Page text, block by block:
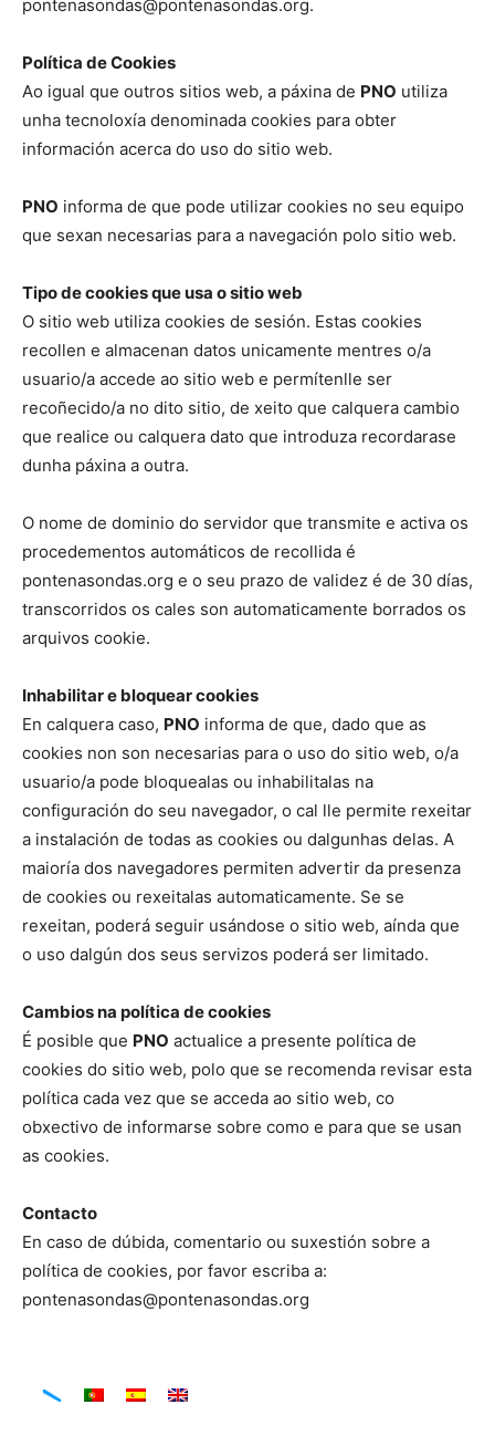
pontenasondas@pontenasondas.org.
Política de Cookies
Ao igual que outros sitios web, a páxina de PNO utiliza
unha tecnoloxía denominada cookies para obter
información acerca do uso do sitio web.
PNO informa de que pode utilizar cookies no seu equipo
que sexan necesarias para a navegación polo sitio web.
Tipo de cookies que usa o sitio web
O sitio web utiliza cookies de sesión. Estas cookies
recollen e almacenan datos unicamente mentres o/a
usuario/a accede ao sitio web e permítenlle ser
recoñecido/a no dito sitio, de xeito que calquera cambio
que realice ou calquera dato que introduza recordarase
dunha páxina a outra.
O nome de dominio do servidor que transmite e activa os
procedementos automáticos de recollida é
pontenasondas.org e o seu prazo de validez é de 30 días,
transcorridos os cales son automaticamente borrados os
arquivos cookie.
Inhabilitar e bloquear cookies
En calquera caso, PNO informa de que, dado que as
cookies non son necesarias para o uso do sitio web, o/a
usuario/a pode bloquealas ou inhabilitalas na
configuración do seu navegador, o cal lle permite rexeitar
a instalación de todas as cookies ou dalgunhas delas. A
maioría dos navegadores permiten advertir da presenza
de cookies ou rexeitalas automaticamente. Se se
rexeitan, poderá seguir usándose o sitio web, aínda que
o uso dalgún dos seus servizos poderá ser limitado.
Cambios na política de cookies
É posible que PNO actualice a presente política de
cookies do sitio web, polo que se recomenda revisar esta
política cada vez que se acceda ao sitio web, co
obxectivo de informarse sobre como e para que se usan
as cookies.
Contacto
En caso de dúbida, comentario ou suxestión sobre a
política de cookies, por favor escriba a:
pontenasondas@pontenasondas.org